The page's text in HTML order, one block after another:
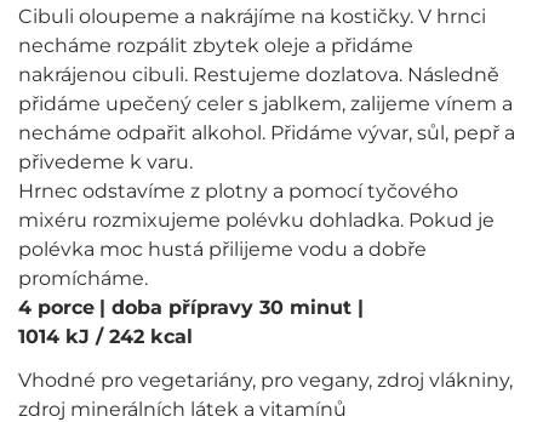
Cibuli oloupeme a nakrájíme na kostičky. V hrnci
necháme rozpálit zbytek oleje a přidáme
nakrájenou cibuli. Restujeme dozlatova. Následně
přidáme upečený celer s jablkem, zalijeme vínem a
necháme odpařit alkohol. Přidáme vývar, sůl, pepř a
přivedeme k varu.
Hrnec odstavíme z plotny a pomocí tyčového
mixéru rozmixujeme polévku dohladka. Pokud je
polévka moc hustá přilijeme vodu a dobře
promícháme.
4 porce | doba přípravy 30 minut |
1014 kJ / 242 kcal
Vhodné pro vegetariány, pro vegany, zdroj vlákniny,
zdroj minerálních látek a vitamínů